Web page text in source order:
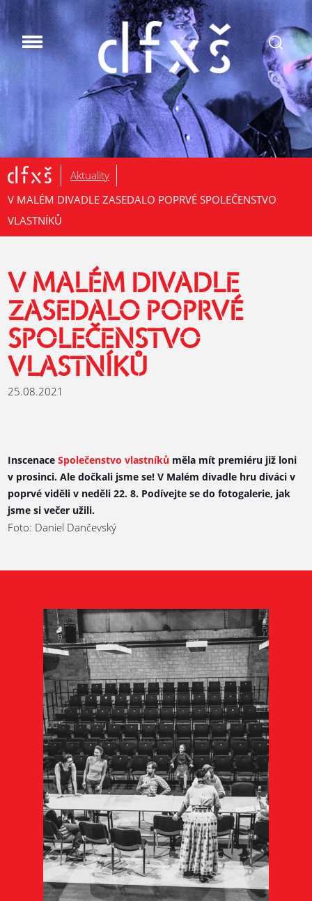
.
Aktuality
V MALÉM DIVADLE ZASEDALO POPRVÉ SPOLEČENSTVO
VLASTNÍKŮ
V MALÉM DIVADLE
ZASEDALO POPRVÉ
SPOLEČENSTVO
VLASTNÍKŮ
25.08.2021
InscenaceSpolečenstvo vlastníků měla mít premiéru již loni
v prosinci. Ale dočkali jsme se! V Malém divadle hru diváci v
poprvé viděli v neděli 22. 8. Podívejte se do fotogalerie, jak
jsme si večer užili.
Foto: Daniel Dančevský